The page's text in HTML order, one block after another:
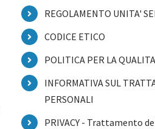
REGOLAMENTO UNITA'
CODICE ETICO
POLITICA PER LA
INFORMATIVA SUL
PERSONALI
PRIVACY - Trattamento